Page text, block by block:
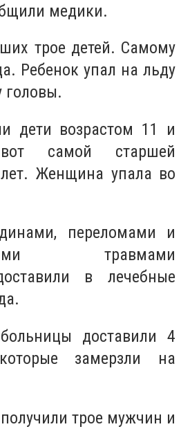
медики.
трое детей. Самому
Ребенок упал на льду
головы.
дети возрастом 11 и
самой старшей
Женщина упала во
переломами и
травмами
в лечебные
доставили 4
замерзли на
трое мужчин и